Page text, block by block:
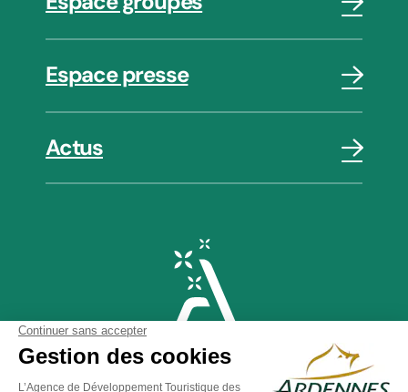
Espace presse
Actus